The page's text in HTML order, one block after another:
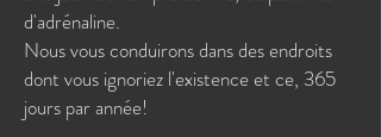
d'adrénaline.
Nous vous conduirons dans des endroits
dont vous ignoriez l'existence et ce, 365
jours par année!